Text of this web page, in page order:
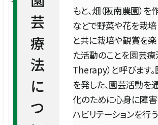
人間ドック
脳ドック
定期健康診断
特定健診
消化器内科
循環器内科
外科・消化器外科
整形外科センター（整
リハビリテーション室
薬剤部
栄養管理室
訪問看護室
地域連携室
地域療養支援室
医療福祉相談室
管理部
医療安全管理室
感染管理室
医事課
病院について
院長あいさつ
理念・基本方針
医療関係の方
診察・検査予約のご利用手
各科の医師紹介
交通アクセス
お問
採用情報
お知
芸
療
法
に
つ
もと、畑（阪南農園）
などで野菜や花を栽培
と共に栽培や観賞を楽
た活動のことを園芸
Therapy）と呼びます
を発した、園芸活動を
化のために心身に障
ハビリテーションを行
法
に
つ
い
て
史
声